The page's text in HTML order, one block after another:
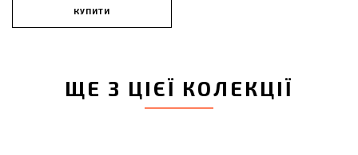
КУПИТИ
ЩЕ З ЦІЄЇ КОЛЕКЦІЇ